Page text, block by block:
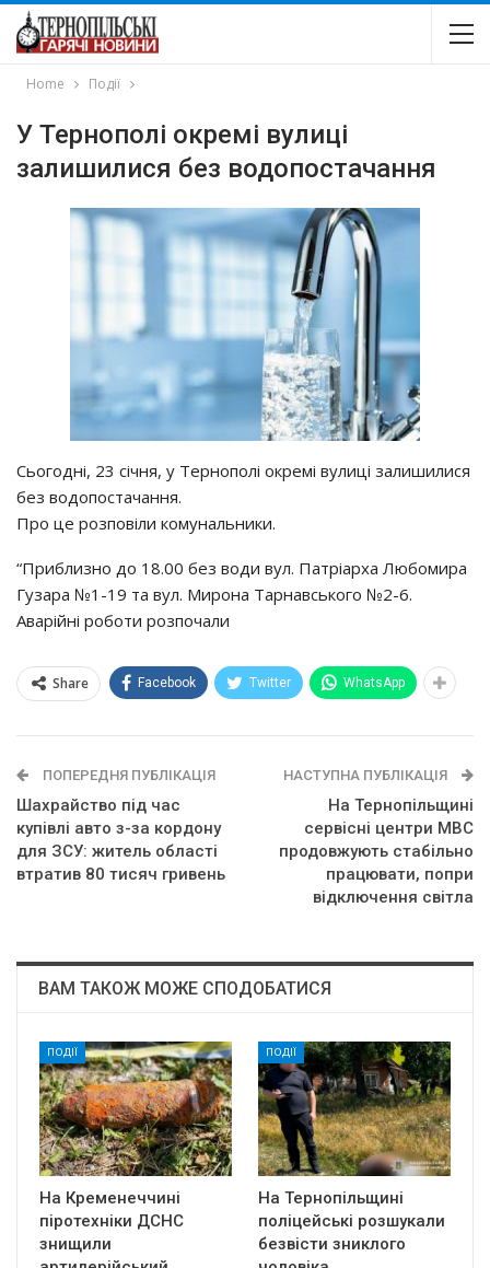
Home Події
У Тернополі окремі вулиці
залишилися без водопостачання
Сьогодні, 23 січня, у Тернополі окремі вулиці залишилися
без водопостачання.
Про це розповіли комунальники.
“Приблизно до 18.00 без води вул. Патріарха Любомира
Гузара №1-19 та вул. Мирона Тарнавського №2-6.
Аварійні роботи розпочали
Share Facebook Twitter WhatsApp
ПОПЕРЕДНЯ ПУБЛІКАЦІЯ
Шахрайство під час
купівлі авто з-за кордону
для ЗСУ: житель області
втратив 80 тисяч гривень
НАСТУПНА ПУБЛІКАЦІЯ
На Тернопільщині
сервісні центри МВС
продовжують стабільно
працювати, попри
відключення світла
ВАМ ТАКОЖ МОЖЕ СПОДОБАТИСЯ
ПОДІЇ
На Кременеччині
піротехніки ДСНС
знищили
ПОДІЇ
На Тернопільщині
поліцейські розшукали
безвісти зниклого